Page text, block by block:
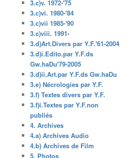
3.c)v. 1972-'75
3.c)vi. 1980-'84
3.c)vii 1985-'90
3.c)viii. 1991-
3.d)Art.Divers par Y.F.'61-2004
3.d)i.Edito.par Y.F.ds
Gw.haDu'79-2005
3.d)ii.Art.par Y.F.ds Gw.haDu
3.e) Nécrologies par Y.F.
3.f) Textes divers par Y.F.
3.f)i.Textes par Y.F.non
publiés
4. Archives
4.a) Archives Audio
4.b) Archives de Film
5. Photos